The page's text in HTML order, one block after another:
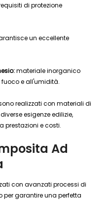
di protezione
un eccellente
materiale inorganico
e all'umidità.
realizzati con materiali di
esigenze edilizie,
prestazioni e costi.
Ad
con avanzati processi di
garantire una perfetta